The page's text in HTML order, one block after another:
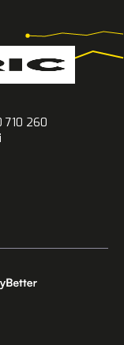
710 260